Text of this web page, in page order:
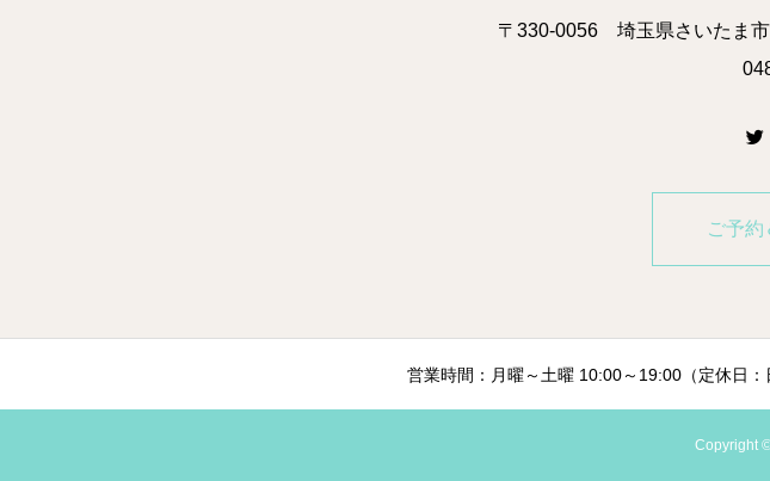
〒330-0056 埼玉県さいたま
ご予約
営業時間：月曜～土曜 10:00～19:00（定休日
Copyright